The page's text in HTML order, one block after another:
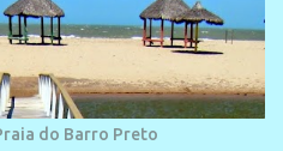
do Barro Preto